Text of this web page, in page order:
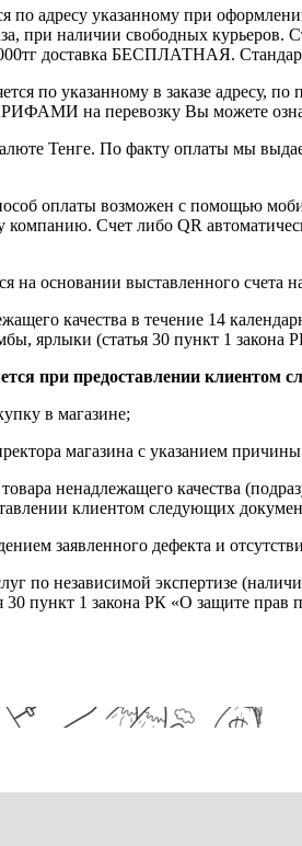
по адресу указанному при
при наличии свободных
000тг доставка БЕСПЛАТНАЯ.
по указанному в заказе адресу,
на перевозку Вы можете
Тенге. По факту оплаты мы
оплаты возможен с помощью
Счет либо QR
на основании выставленного счета
качества в течение 14
ярлыки (статья 30 пункт 1 закона
при предоставлении клиентом
в магазине;
магазина с указанием
ненадлежащего качества
клиентом следующих
заявленного дефекта и
по независимой экспертизе
пункт 1 закона РК «О защите прав